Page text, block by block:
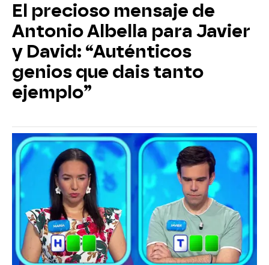
El precioso mensaje de
Antonio Albella para Javier
y David: “Auténticos
genios que dais tanto
ejemplo”